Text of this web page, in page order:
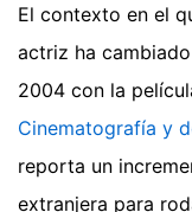
El contexto en el
actriz ha
2004 con la
Cinematografía y
reporta un
extranjera para